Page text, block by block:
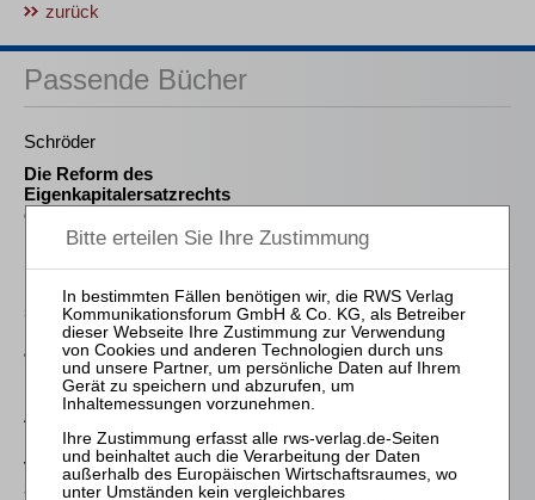
zurück
Passende Bücher
Schröder
Die Reform des
Eigenkapitalersatzrechts
durch das MoMiG
Die Freigabe der
selbständigen Tätigkeit
nach § 35 Abs. 2 InsO aus
arbeitsrechtlicher
Perspektive
Achsnick / Opp
Die doppelnützige
Treuhand in der
Sanierung